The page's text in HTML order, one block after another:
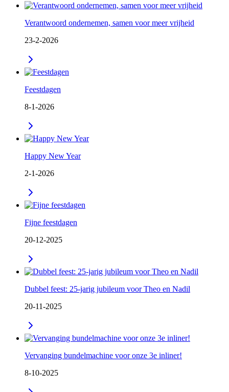
Verantwoord ondernemen, samen voor meer vrijheid
23-2-2026
Feestdagen
8-1-2026
Happy New Year
2-1-2026
Fijne feestdagen
20-12-2025
Dubbel feest: 25-jarig jubileum voor Theo en Nadil
20-11-2025
Vervanging bundelmachine voor onze 3e inliner!
8-10-2025